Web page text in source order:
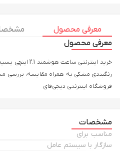
معرفی محصول
معرفی محصول
رنگبندی مشکی به همراه مقایسه،
فروشگاه اینترنتی دیجی‌فای
مشخصات
مناسب برای
سازگار با سیستم عامل